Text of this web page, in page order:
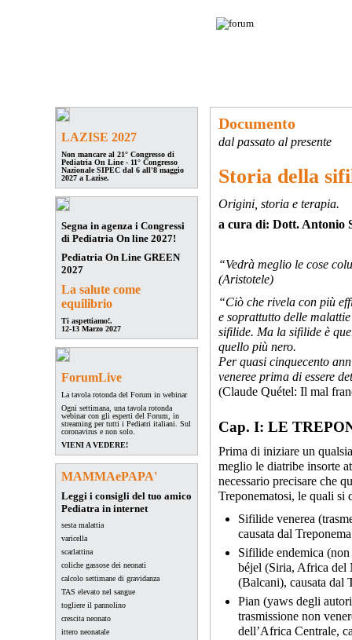
LAZISE 2027
Non mancare al 21° Congresso di
Pediatria On Line - 11° Congresso
Nazionale SIPEC dal 6 all'8 maggio
2027 a Lazise.
Segna in agenza i Congressi
di Pediatria On line 2027!
Pediatria On Line GREEN
2027
La salute come
equilibrio
Ti aspettiamo!.
12-13 Marzo 2027
ForumLive
La tavola rotonda del Forum in webinar
Ogni settimana, una tavola rotonda
webinar con gli esperti del Forum, in
streaming per tutti i Pediatri italiani. Sul
coronavirus e non solo.
VIENI A VEDERE!
MAMMAePAPA'
Leggi i consigli del tuo amico
Pediatra in internet
sesta malattia
varicella
scarlattina
coliche gassose dei neonati
calcolo settimane di gravidanza
TAS elevato nel sangue
togliere il pannolino
crescita neonato
ittero neonatale
Documento
dal passato al presente
Storia della
Origini, storia e terapia.
a cura di: Dott. Antonio
“Vedrà meglio le cose
(Aristotele)
“Ciò che rivela con più
e soprattutto delle
sifilide. Ma la sifilide è
quello più nero.
Per quasi cinquecento
veneree prima di essere
(Claude Quétel: Il mal
Cap. I: LE
Prima di iniziare un
meglio le diatribe insorte
necessario precisare che
Treponematosi, le quali
Sifilide venerea
causata dal
Sifilide endemica
béjel (Siria, Africa del
(Balcani), causata dal
Pian (yaws degli
trasmissione non
dell’Africa Centrale,